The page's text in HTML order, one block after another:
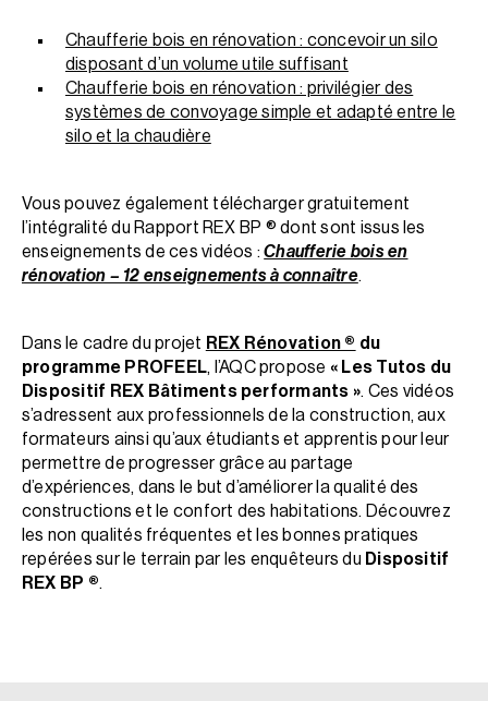
Chaufferie bois en rénovation : concevoir un silo
disposant d’un volume utile suffisant
Chaufferie bois en rénovation : privilégier des
systèmes de convoyage simple et adapté entre le
silo et la chaudière
Vous pouvez également télécharger gratuitement
l’intégralité du Rapport REX BP ® dont sont issus les
enseignements de ces vidéos :Chaufferie bois en
rénovation – 12 enseignements à connaître.
Dans le cadre du projet REX Rénovation ® du
programme PROFEEL, l’AQC propose « Les Tutos du
Dispositif REX Bâtiments performants ». Ces vidéos
s’adressent aux professionnels de la construction, aux
formateurs ainsi qu’aux étudiants et apprentis pour leur
permettre de progresser grâce au partage
d’expériences, dans le but d’améliorer la qualité des
constructions et le confort des habitations. Découvrez
les non qualités fréquentes et les bonnes pratiques
repérées sur le terrain par les enquêteurs du Dispositif
REX BP ®.